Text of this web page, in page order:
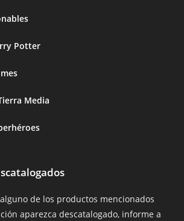
Potter
Media
de los productos mencionados
aparezca descatalogado, informe a